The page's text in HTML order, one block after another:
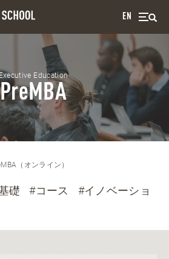
EN
Education
PreMBA
（オンライン）
礎 #コース
#イノベーショ